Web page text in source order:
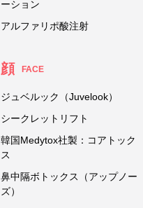
ーション
アルファリポ酸注射
顔 FACE
ジュベルック（Juvelook）
シークレットリフト
韓国Medytox社製：コアトック
ス
鼻中隔ボトックス（アップノー
ズ）